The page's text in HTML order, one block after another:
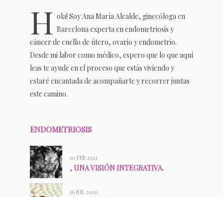
H ola! Soy Ana María Alcalde, ginecóloga en
Barcelona experta en endometriosis y
cáncer de cuello de útero, ovario y endometrio.
Desde mi labor como médico, espero que lo que aquí
leas te ayude en el proceso que estás viviendo y
estaré encantada de acompañarte y recorrer juntas
este camino.
ENDOMETRIOSIS
10 FEB 2021
, UNA VISIÓN INTEGRATIVA.
16 JUL 2020